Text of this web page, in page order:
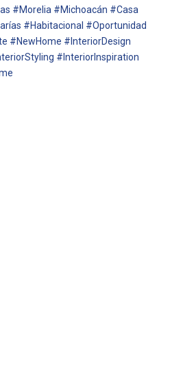
#Morelia #Michoacán #Casa
#Habitacional #Oportunidad
#NewHome #InteriorDesign
#InteriorInspiration